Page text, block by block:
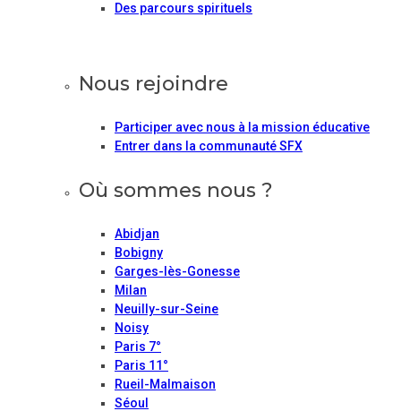
Des parcours spirituels
Nous rejoindre
Participer avec nous à la mission éducative
Entrer dans la communauté SFX
Où sommes nous ?
Abidjan
Bobigny
Garges-lès-Gonesse
Milan
Neuilly-sur-Seine
Noisy
Paris 7°
Paris 11°
Rueil-Malmaison
Séoul